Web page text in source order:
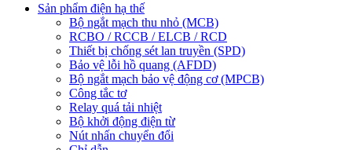
Sản phẩm điện hạ thế
Bộ ngắt mạch thu nhỏ (MCB)
RCBO / RCCB / ELCB / RCD
Thiết bị chống sét lan truyền (SPD)
Bảo vệ lỗi hồ quang (AFDD)
Bộ ngắt mạch bảo vệ động cơ (MPCB)
Công tắc tơ
Relay quá tải nhiệt
Bộ khởi động điện từ
Nút nhấn chuyển đổi